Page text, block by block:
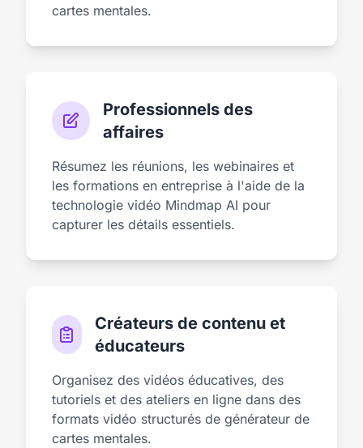
cartes mentales.
Professionnels des
affaires
Résumez les réunions, les webinaires et
les formations en entreprise à l'aide de la
technologie vidéo Mindmap AI pour
capturer les détails essentiels.
Créateurs de contenu et
éducateurs
Organisez des vidéos éducatives, des
tutoriels et des ateliers en ligne dans des
formats vidéo structurés de générateur de
cartes mentales.